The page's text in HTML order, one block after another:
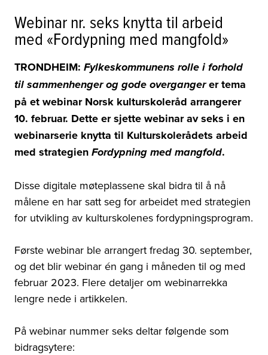
Webinar nr. seks knytta til arbeid
med «Fordypning med mangfold»
TRONDHEIM: Fylkeskommunens rolle i forhold
til sammenhenger og gode overgangerer tema
på et webinar Norsk kulturskoleråd arrangerer
10. februar. Dette er sjette webinar av seks i en
webinarserie knytta til Kulturskolerådets arbeid
med strategien Fordypning med mangfold.
Disse digitale møteplassene skal bidra til å nå
målene en har satt seg for arbeidet med strategien
for utvikling av kulturskolenes fordypningsprogram.
Første webinar ble arrangert fredag 30. september,
og det blir webinar én gang i måneden til og med
februar 2023. Flere detaljer om webinarrekka
lengre nede i artikkelen.
På webinar nummer seks deltar følgende som
bidragsytere: